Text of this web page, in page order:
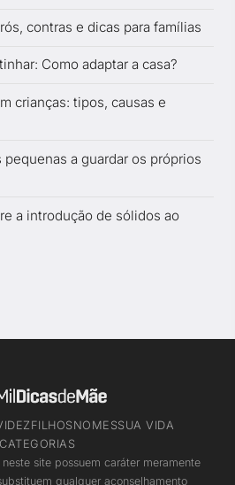
contras e dicas para famílias
Como adaptar a casa?
crianças: tipos, causas e
a guardar os próprios
a introdução de sólidos ao
FILHOSNOMESSUA VIDA
CATEGORIAS
site possuem caráter meramente
qualquer aconselhamento